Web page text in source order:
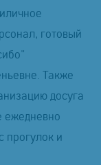
готовый
Также
досуга
ежедневно
прогулок и